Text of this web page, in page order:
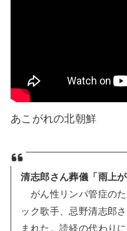
あこがれの北朝鮮
清志郎さん葬儀「雨上
がん性リンパ管症の
ック歌手、忌野清志郎
まれた。読経の代わり